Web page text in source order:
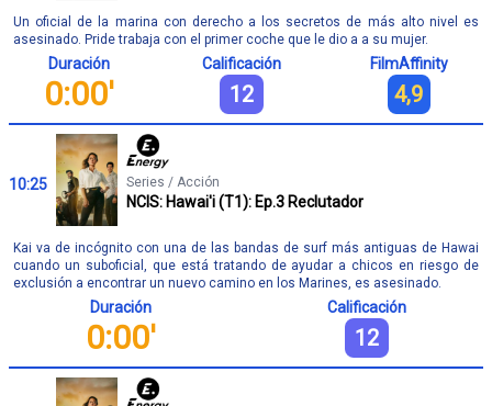
Un oficial de la marina con derecho a los secretos de más alto nivel es
asesinado. Pride trabaja con el primer coche que le dio a a su mujer.
Duración
0:00'
Calificación
12
FilmAffinity
4,9
10:25 Series / Acción
NCIS: Hawai'i (T1): Ep.3 Reclutador
Kai va de incógnito con una de las bandas de surf más antiguas de Hawai
cuando un suboficial, que está tratando de ayudar a chicos en riesgo de
exclusión a encontrar un nuevo camino en los Marines, es asesinado.
Duración
0:00'
Calificación
12